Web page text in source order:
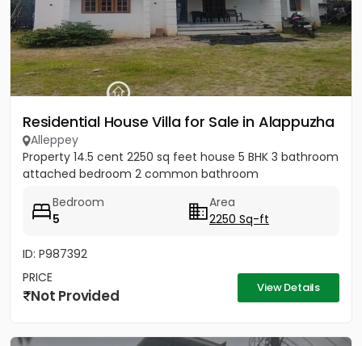
Residential House Villa for Sale in Alappuzha
Alleppey
Property 14.5 cent 2250 sq feet house 5 BHK 3 bathroom
attached bedroom 2 common bathroom
Bedroom
5
Area
2250 Sq-ft
ID: P987392
PRICE
Not Provided View Details